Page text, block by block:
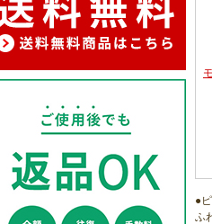
●
ふ